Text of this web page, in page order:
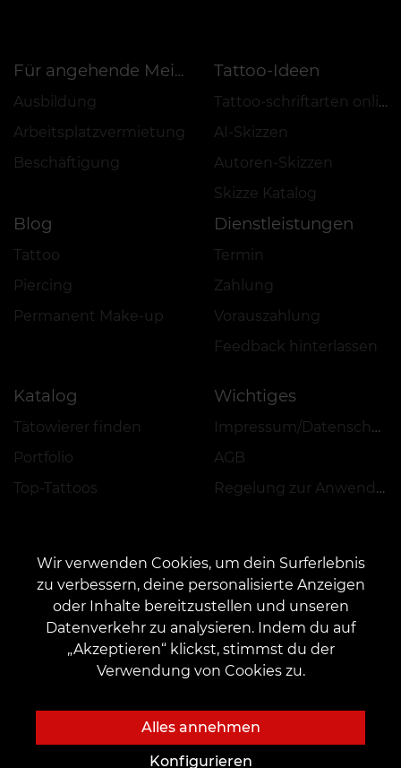
Für angehende Meister
Ausbildung
Arbeitsplatzvermietung
Beschäftigung
Tattoo-Ideen
Tattoo-schriftarten online
AI-Skizzen
Autoren-Skizzen
Skizze Katalog
Blog
Tattoo
Piercing
Permanent Make-up
Dienstleistungen
Termin
Zahlung
Vorauszahlung
Feedback hinterlassen
Katalog
Tätowierer finden
Portfolio
Top-Tattoos
Wichtiges
Impressum/Datenschutz
AGB
Regelung zur Anwendung von Aktionen, Rabatten und VEAN COINS
KONTAKT
Kontaktieren Sie uns: customers@vean-tattoo.de
Zusammenarbeit: marketing.veantattoo@gmail.com
Rufen Sie uns an oder mailen Sie uns für eine kostenlose Beratung::
Wir verwenden Cookies, um dein Surferlebnis
zu verbessern, deine personalisierte Anzeigen
oder Inhalte bereitzustellen und unseren
Datenverkehr zu analysieren. Indem du auf
„Akzeptieren“ klickst, stimmst du der
Verwendung von Cookies zu.
Alles annehmen
Konfigurieren